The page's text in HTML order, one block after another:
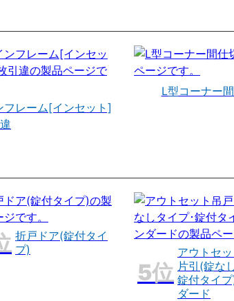
フレーム[インセット]
L型コーナー
折戸ドア(錠付タイ
プ)
アウトセ
片引(錠な
錠付タイ
ダード